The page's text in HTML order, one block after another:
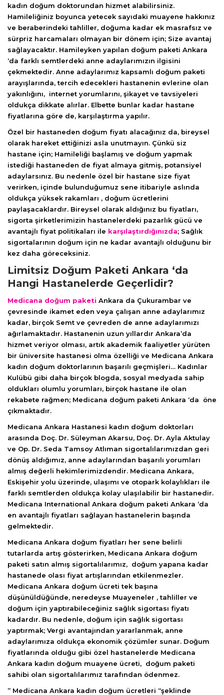
kadın doğum doktorundan hizmet alabilirsiniz.
Hamileliğiniz boyunca yetecek sayıdaki muayene hakkınız
ve beraberindeki tahliller, doğuma kadar ek masrafsız ve
sürpriz harcamaları olmayan bir dönem için; Size avantaj
sağlayacaktır. Hamileyken yapılan doğum paketi Ankara
‘da farklı semtlerdeki anne adaylarımızın ilgisini
çekmektedir. Anne adaylarımız kapsamlı doğum paketi
arayışlarında, tercih edecekleri hastanenin evlerine olan
yakınlığını, internet yorumlarını, şikayet ve tavsiyeleri
oldukça dikkate alırlar. Elbette bunlar kadar hastane
fiyatlarına göre de, karşılaştırma yapılır.
Özel bir hastaneden doğum fiyatı alacağınız da, bireysel
olarak hareket ettiğinizi asla unutmayın. Çünkü siz
hastane için; Hamileliği başlamış ve doğum yapmak
istediği hastaneden de fiyat almaya gitmiş, potansiyel
adaylarsınız. Bu nedenle özel bir hastane size fiyat
verirken, içinde bulunduğumuz sene itibariyle aslında
oldukça yüksek rakamları , doğum ücretlerini
paylaşacaklardır. Bireysel olarak aldığınız bu fiyatları,
sigorta şirketlerimizin hastanelerdeki pazarlık gücü ve
avantajlı fiyat politikaları ile karşılaştırdığınızda; Sağlık
sigortalarının doğum için ne kadar avantajlı olduğunu bir
kez daha göreceksiniz.
Limitsiz Doğum Paketi Ankara ‘da
Hangi Hastanelerde Geçerlidir?
Medicana doğum paketi Ankara da Çukurambar ve
çevresinde ikamet eden veya çalışan anne adaylarımız
kadar, birçok Semt ve çevreden de anne adaylarımızı
ağırlamaktadır. Hastanenin uzun yıllardır Ankara’da
hizmet veriyor olması, artık akademik faaliyetler yürüten
bir üniversite hastanesi olma özelliği ve Medicana Ankara
kadın doğum doktorlarının başarılı geçmişleri… Kadınlar
Kulübü gibi daha birçok blogda, sosyal medyada sahip
oldukları olumlu yorumları, birçok hastane ile olan
rekabete rağmen; Medicana doğum paketi Ankara ‘da öne
çıkmaktadır.
Medicana Ankara Hastanesi kadın doğum doktorları
arasında Doç. Dr. Süleyman Akarsu, Doç. Dr. Ayla Aktulay
ve Op. Dr. Seda Tamsoy Atlıman sigortalılarımızdan geri
dönüş aldığımız, anne adaylarından başarılı yorumları
almış değerli hekimlerimizdendir. Medicana Ankara,
Eskişehir yolu üzerinde, ulaşımı ve otopark kolaylıkları ile
farklı semtlerden oldukça kolay ulaşılabilir bir hastanedir.
Medicana International Ankara doğum paketi Ankara ‘da
en avantajlı fiyatları sağlayan hastanelerin başında
gelmektedir.
Medicana Ankara doğum fiyatları her sene belirli
tutarlarda artış gösterirken, Medicana Ankara doğum
paketi satın almış sigortalılarımız, doğum yapana kadar
hastanede olası fiyat artışlarından etkilenmezler.
Medicana Ankara doğum ücreti tek başına
düşünüldüğünde, neredeyse Muayeneler , tahliller ve
doğum için yaptırabileceğiniz sağlık sigortası fiyatı
kadardır. Bu nedenle, doğum için sağlık sigortası
yaptırmak; Vergi avantajından yararlanmak, anne
adaylarımıza oldukça ekonomik çözümler sunar. Doğum
fiyatlarında olduğu gibi özel hastanelerde Medicana
Ankara kadın doğum muayene ücreti, doğum paketi
sahibi olan sigortalılarımız tarafından ödenmez.
” Medicana Ankara kadın doğum ücretleri “şeklinde